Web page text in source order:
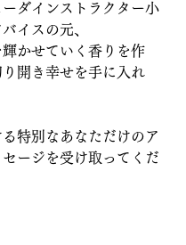
ダインストラクター小
イスの元、
かせていく香りを作
り開き幸せを手に入れ
特別なあなただけのア
セージを受け取ってくだ